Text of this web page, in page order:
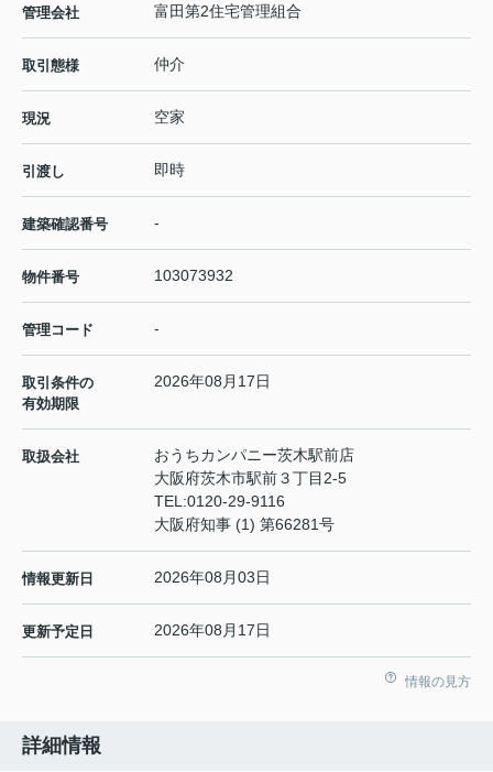
管理会社 富田第2住宅管理組合
取引態様 仲介
現況 空家
引渡し 即時
建築確認番号 -
物件番号 103073932
管理コード -
取引条件の
有効期限
2026年08月17日
取扱会社
おうちカンパニー茨木駅前店
大阪府茨木市駅前３丁目2-5
TEL:0120-29-9116
大阪府知事 (1) 第66281号
情報更新日 2026年08月03日
更新予定日 2026年08月17日
情報の見方
詳細情報